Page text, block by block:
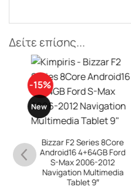
Δείτε επίσης...
-15%
New
Bizzar F2 Series 8Core
Android16 4+64GB Ford
S-Max 2006-2012
Navigation Multimedia
Tablet 9″